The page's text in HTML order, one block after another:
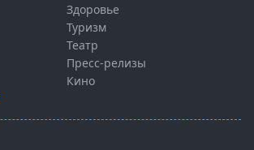
Здоровье
Туризм
Театр
Пресс-релизы
Кино